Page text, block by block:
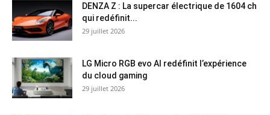
DENZA Z : La supercar électrique de 1604 ch
qui redéfinit...
29 juillet 2026
LG Micro RGB evo AI redéfinit l’expérience
du cloud gaming
29 juillet 2026